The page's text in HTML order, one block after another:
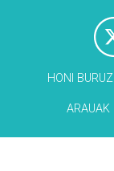
HONI BURUZ
ARAUAK